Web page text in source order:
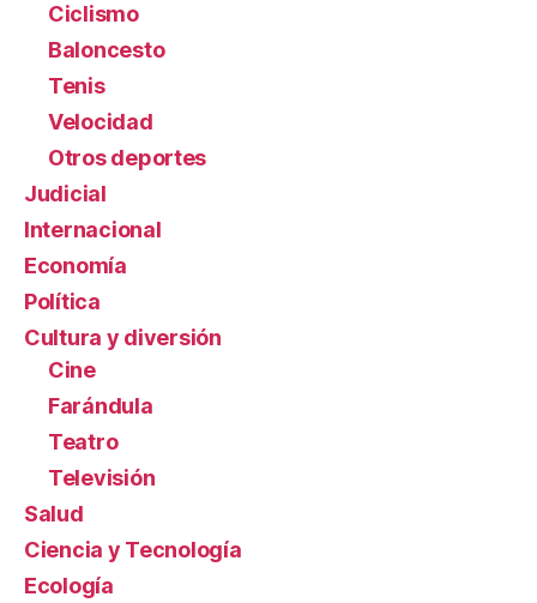
Ciclismo
Baloncesto
Tenis
Velocidad
Otros deportes
Judicial
Internacional
Economía
Política
Cultura y diversión
Cine
Farándula
Teatro
Televisión
Salud
Ciencia y Tecnología
Ecología